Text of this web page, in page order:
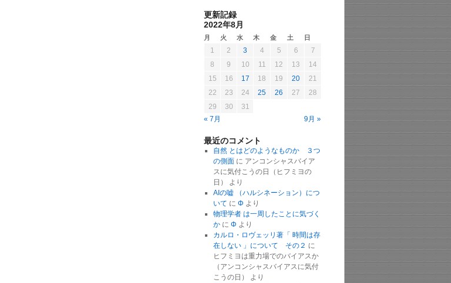
更新記録
2022年8月
月 火 水 木 金 土 日
1 2 3 4 5 6
7
8
9 10 11 12 13
14
15
16 17 18 19 20
21
22
23 24 25 26 27
28
29
30
31
« 7月
9月 »
最近のコメント
自然 とはどのようなものか ３つ
の側面に アンコンシャスバイア
スに気付こうの日（ヒフミヨの
日）
より
AIの嘘 （ハルシネーション）につ
いて に Φ より
物理学者 は一周したことに気づく
かに Φ より
カルロ・ロヴェッリ著「 時間は存
在しない 」について その２ に
ヒフミヨは重力場でのバイアスか
（アンコンシャスバイアスに気付
こうの日）
より